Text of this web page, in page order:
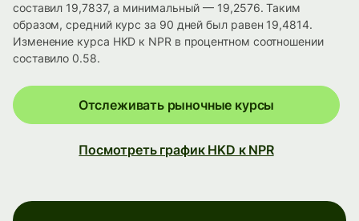
составил 19,7837, а минимальный — 19,2576. Таким
образом, средний курс за 90 дней был равен 19,4814.
Изменение курса HKD к NPR в процентном соотношении
составило 0.58.
Отслеживать рыночные курсы
Посмотреть график HKD к NPR